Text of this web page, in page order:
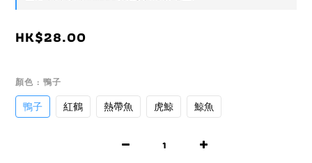
HK$28.00
顏色 : 鴨子
鴨子 紅鶴 熱帶魚 虎鯨 鯨魚